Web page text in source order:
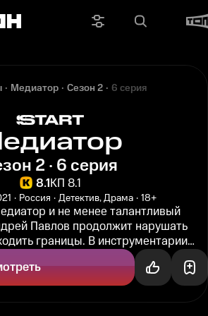
Медиатор Сезон 2 6 серия
2 · 6 серия
8.1КП 8.1
Россия Детектив, Драма 18+
и не менее талантливый
Павлов продолжит нарушать
границы. В инструментарии
переговорщика всегда...